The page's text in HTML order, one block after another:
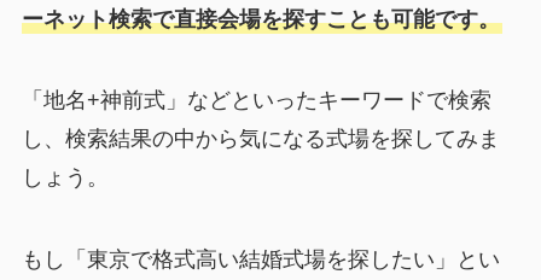
ーネット検索で直接会場を探すことも可能です。
「地名+神前式」などといったキーワードで検索
し、検索結果の中から気になる式場を探してみま
しょう。
もし「東京で格式高い結婚式場を探したい」とい